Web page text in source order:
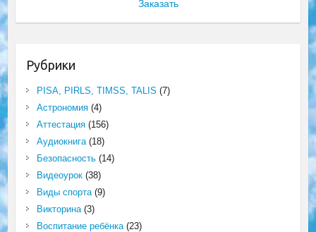
Заказать
Рубрики
PISA, PIRLS, TIMSS, TALIS (7)
Астрономия(4)
Аттестация(156)
Аудиокнига(18)
Безопасность(14)
Видеоурок(38)
Виды спорта(9)
Викторина(3)
Воспитание ребёнка(23)